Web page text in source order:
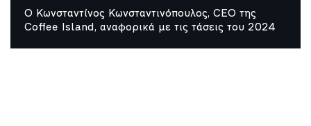
Ο Κωνσταντίνος Κωνσταντινόπουλος, CEO της
Coffee Island, αναφορικά με τις τάσεις του 2024